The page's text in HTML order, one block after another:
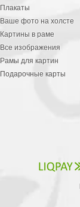
Плакаты
Ваше фото на холсте
Картины в раме
Все изображения
Рамы для картин
Подарочные карты